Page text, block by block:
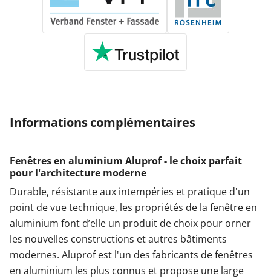
Informations complémentaires
Fenêtres en aluminium Aluprof - le choix parfait
pour l'architecture moderne
Durable, résistante aux intempéries et pratique d'un
point de vue technique, les propriétés de la fenêtre en
aluminium font d’elle un produit de choix pour orner
les nouvelles constructions et autres bâtiments
modernes. Aluprof est l'un des fabricants de fenêtres
en aluminium les plus connus et propose une large